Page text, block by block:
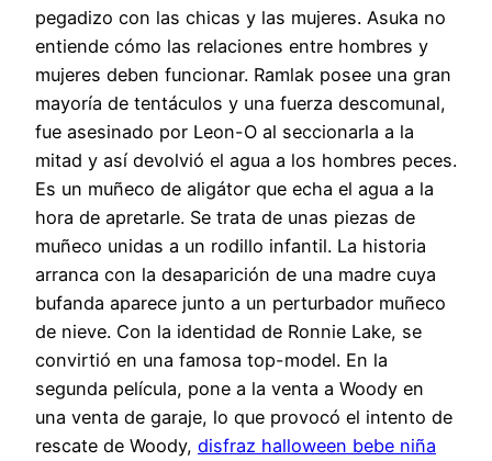
pegadizo con las chicas y las mujeres. Asuka no
entiende cómo las relaciones entre hombres y
mujeres deben funcionar. Ramlak posee una gran
mayoría de tentáculos y una fuerza descomunal,
fue asesinado por Leon-O al seccionarla a la
mitad y así devolvió el agua a los hombres peces.
Es un muñeco de aligátor que echa el agua a la
hora de apretarle. Se trata de unas piezas de
muñeco unidas a un rodillo infantil. La historia
arranca con la desaparición de una madre cuya
bufanda aparece junto a un perturbador muñeco
de nieve. Con la identidad de Ronnie Lake, se
convirtió en una famosa top-model. En la
segunda película, pone a la venta a Woody en
una venta de garaje, lo que provocó el intento de
rescate de Woody, disfraz halloween bebe niña